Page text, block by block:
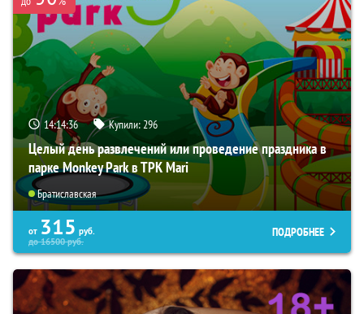
14:14:34 Купили:296
Целый день развлечений или проведение праздника в
парке Monkey Park в ТРК Mari
Братиславская
от 315 руб.
до16500руб.
ПОДРОБНЕЕ